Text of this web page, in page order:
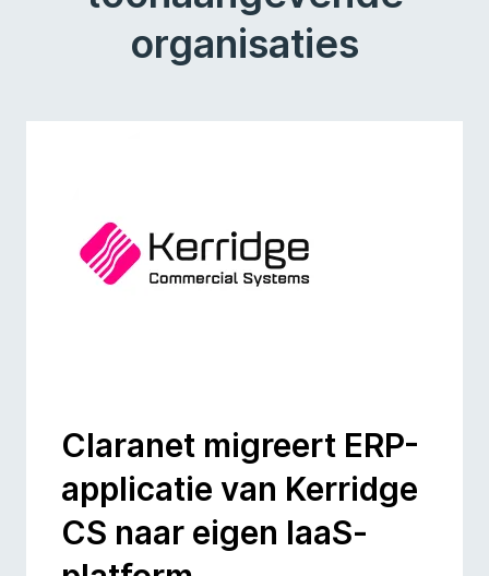
organisaties
Claranet migreert ERP-
applicatie van Kerridge
CS naar eigen IaaS-